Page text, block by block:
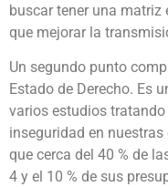
buscar tener una
que mejorar la
Un segundo punto
Estado de Derecho. Es
varios estudios
inseguridad en
que cerca del 40 % de
4 y el 10 % de sus